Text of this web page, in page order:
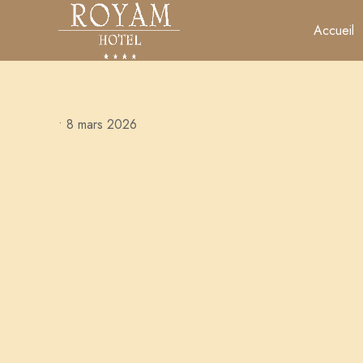
Accueil
• 8 mars 2026